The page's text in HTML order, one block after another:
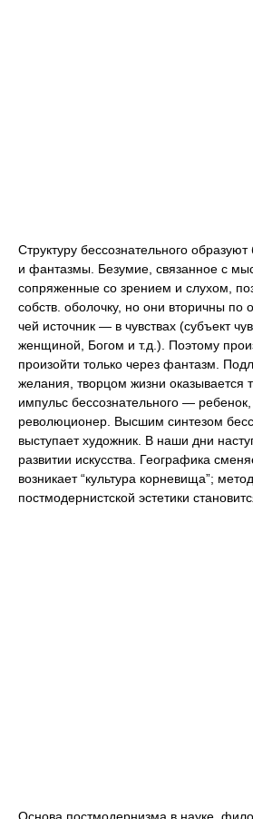
Структуру бессознательного
и фантазмы. Безумие, связанное с
сопряженные со зрением и слухом,
собств. оболочку, но они вторичны по
чей источник — в чувствах (субъект
женщиной, Богом и т.д.). Поэтому
произойти только через фантазм.
желания, творцом жизни оказывается
импульс бессознательного —
революционер. Высшим синтезом
выступает художник. В наши дни
развитии искусства. Географика
возникает “культура корневища”;
постмодернистской эстетики